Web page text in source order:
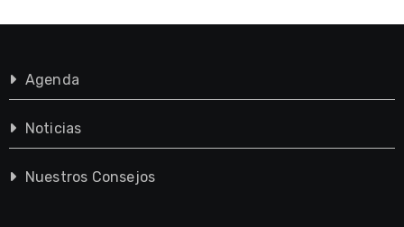
Agenda
Noticias
Nuestros Consejos